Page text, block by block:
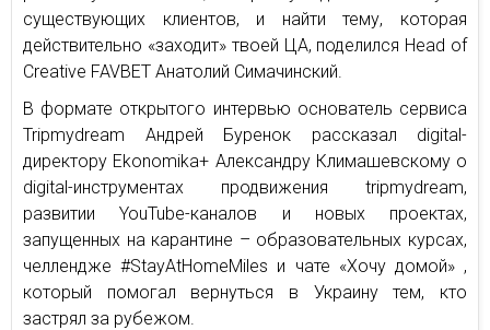
существующих клиентов, и найти тему, которая
действительно «заходит» твоей ЦА, поделился Head of
Creative FAVBET Анатолий Симачинский.
В формате открытого интервью основатель сервиса
Tripmydream Андрей Буренок рассказал digital-
директору Ekonomika+ Александру Климашевскому о
digital-инструментах продвижения tripmydream,
развитии YouTube-каналов и новых проектах,
запущенных на карантине – образовательных курсах,
челлендже #StayAtHomeMiles и чате «Хочу домой» ,
который помогал вернуться в Украину тем, кто
застрял за рубежом.